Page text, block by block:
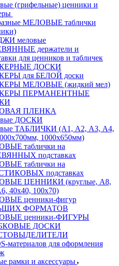
(грифельные) ценники и
МЕЛОВЫЕ таблички
меловые
держатели и
для ценников и табличек
ДОСКИ
для БЕЛОЙ доски
МЕЛОВЫЕ (жидкий мел)
ПЕРМАНЕНТНЫЕ
ПЛЕНКА
ДОСКИ
ТАБЛИЧКИ (А1, А2, А3, А4,
1000х650мм)
таблички на
подставках
таблички на
подставках
ЦЕННИКИ (круглые, А8,
40х40, 100х70)
ценники-фигур
ФОРМАТОВ
ценники-ФИГУРЫ
ДОСКИ
материалов для оформления
рамки и аксессуары